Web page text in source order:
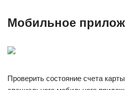
Мобильное
Проверить состояние счета